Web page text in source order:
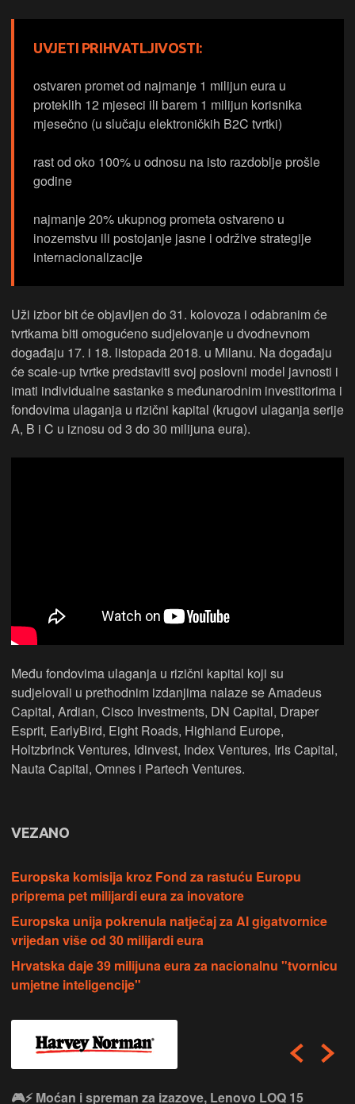
UVJETI PRIHVATLJIVOSTI:
ostvaren promet od najmanje 1 milijun eura u
proteklih 12 mjeseci ili barem 1 milijun korisnika
mjesečno (u slučaju elektroničkih B2C tvrtki)
rast od oko 100% u odnosu na isto razdoblje prošle
godine
najmanje 20% ukupnog prometa ostvareno u
inozemstvu ili postojanje jasne i održive strategije
internacionalizacije
Uži izbor bit će objavljen do 31. kolovoza i odabranim će
tvrtkama biti omogućeno sudjelovanje u dvodnevnom
događaju 17. i 18. listopada 2018. u Milanu. Na događaju
će scale-up tvrtke predstaviti svoj poslovni model javnosti i
imati individualne sastanke s međunarodnim investitorima i
fondovima ulaganja u rizični kapital (krugovi ulaganja serije
A, B i C u iznosu od 3 do 30 milijuna eura).
Među fondovima ulaganja u rizični kapital koji su
sudjelovali u prethodnim izdanjima nalaze se Amadeus
Capital, Ardian, Cisco Investments, DN Capital, Draper
Esprit, EarlyBird, Eight Roads, Highland Europe,
Holtzbrinck Ventures, Idinvest, Index Ventures, Iris Capital,
Nauta Capital, Omnes i Partech Ventures.
VEZANO
Europska komisija kroz Fond za rastuću Europu
priprema pet milijardi eura za inovatore
Europska unija pokrenula natječaj za AI gigatvornice
vrijedan više od 30 milijardi eura
Hrvatska daje 39 milijuna eura za nacionalnu "tvornicu
umjetne inteligencije"
🎮⚡ Moćan i spreman za izazove, Lenovo LOQ 15